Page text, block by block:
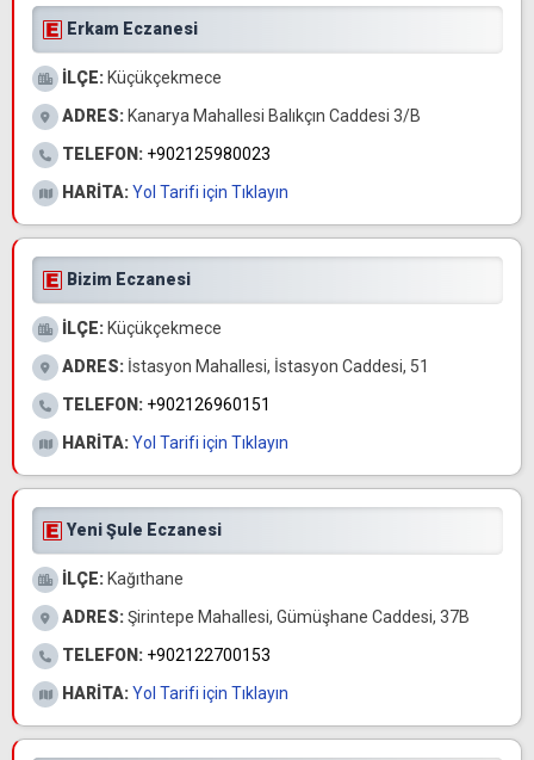
Erkam Eczanesi
İLÇE: Küçükçekmece
ADRES: Kanarya Mahallesi Balıkçın Caddesi 3/B
TELEFON: +902125980023
HARİTA:Yol Tarifi için Tıklayın
Bizim Eczanesi
İLÇE: Küçükçekmece
ADRES: İstasyon Mahallesi, İstasyon Caddesi, 51
TELEFON: +902126960151
HARİTA:Yol Tarifi için Tıklayın
Yeni Şule Eczanesi
İLÇE: Kağıthane
ADRES:Şirintepe Mahallesi, Gümüşhane Caddesi, 37B
TELEFON: +902122700153
HARİTA:Yol Tarifi için Tıklayın